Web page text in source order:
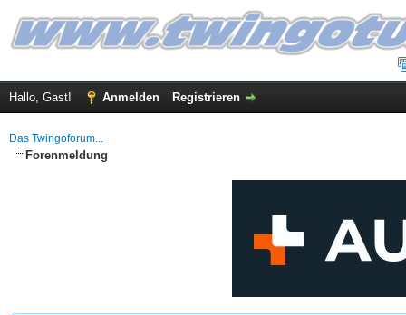
Hallo, Gast! Anmelden Registrieren
Das Twingoforum...
Forenmeldung